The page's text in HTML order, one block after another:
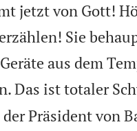
jetzt von Gott!
Sie
aus dem
Das ist totaler
Präsident von